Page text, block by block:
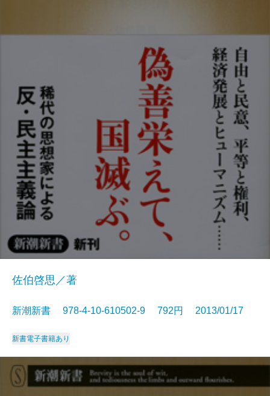
佐伯啓思／著
新潮新書 978-4-10-610502-9 792円 2013/01/17
新書電子書籍あり